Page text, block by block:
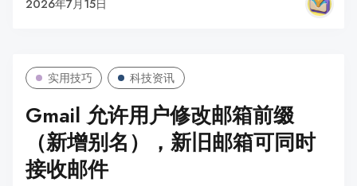
2026年7月15日
实用技巧 科技资讯
Gmail 允许用户修改邮箱前缀
（新增别名），新旧邮箱可同时
接收邮件